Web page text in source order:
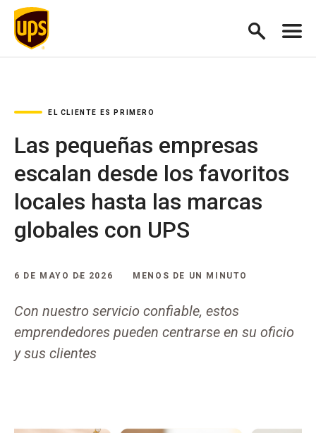
EL CLIENTE ES PRIMERO
Las pequeñas empresas
escalan desde los favoritos
locales hasta las marcas
globales con UPS
6 DE MAYO DE 2026 MENOS DE UN MINUTO
Con nuestro servicio confiable, estos
emprendedores pueden centrarse en su oficio
y sus clientes